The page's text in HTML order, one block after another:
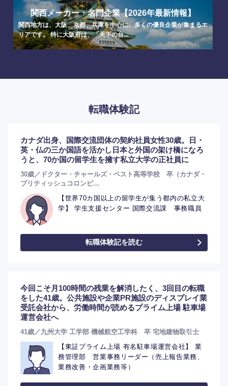
選択する
選択する
選択する
選択する
関西メーカー・名門企業【2026年最新情報】
関西地方は、大阪、京都、兵庫を中心に、多くの優良企業が集まるエ
リアです。 特に大阪府は、「天下の台...
転職体験記
カナダ出身、国際交流団体の契約社員女性30歳。日・
英・仏の三か国語を活かし日本と外国の架け橋になろ
うと、70か国の留学生を擁す私立大学の正社員に
30歳／ドクター・チャールズ・ベスト高等学校 卒（カナダ・
ブリティッシュコロンビ...
【世界70カ国以上の留学生が集う都内の私立大
学】 学生支援センター 国際交流課 事務職員
転職体験記を読む
今回こそ月100時間の残業を解消したく、3回目の転職
をした41歳。公共施設や企業PR施設のディスプレイ業
受託会社から、労働時間が読めるプライム上場 駐車場
運営会社へ
41歳／九州大学 工学部 機械航空工学科 卒 宅地建物取引士
【東証プライム上場 有名駐車場運営会社】 業
務管理部 営業事務リーダー（売上報告業務、
業務改善・企画業務等）